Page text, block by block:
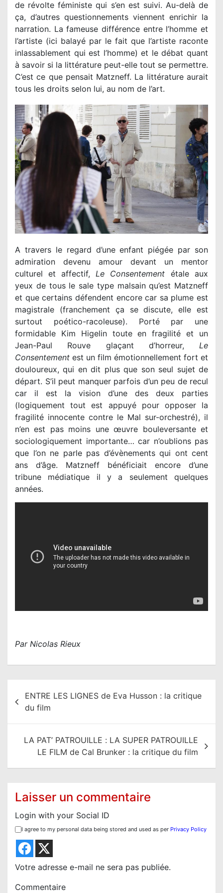
de révolte féministe qui s’en est suivi. Au-delà de
ça, d’autres questionnements viennent enrichir la
narration. La fameuse différence entre l’homme et
l’artiste (ici balayé par le fait que l’artiste raconte
inlassablement qui est l’homme) et le débat quant
à savoir si la littérature peut-elle tout se permettre.
C’est ce que pensait Matzneff. La littérature aurait
tous les droits selon lui, au nom de l’art.
A travers le regard d’une enfant piégée par son
admiration devenu amour devant un mentor
culturel et affectif, Le Consentement étale aux
yeux de tous le sale type malsain qu’est Matzneff
et que certains défendent encore car sa plume est
magistrale (franchement ça se discute, elle est
surtout poético-racoleuse). Porté par une
formidable Kim Higelin toute en fragilité et un
Jean-Paul Rouve glaçant d’horreur, Le
Consentement est un film émotionnellement fort et
douloureux, qui en dit plus que son seul sujet de
départ. S’il peut manquer parfois d’un peu de recul
car il est la vision d’une des deux parties
(logiquement tout est appuyé pour opposer la
fragilité innocente contre le Mal sur-orchestré), il
n’en est pas moins une œuvre bouleversante et
sociologiquement importante… car n’oublions pas
que l’on ne parle pas d’évènements qui ont cent
ans d’âge. Matzneff bénéficiait encore d’une
tribune médiatique il y a seulement quelques
années.
Par Nicolas Rieux
d
ENTRE LES LIGNES de Eva Husson : la critique
du film
LA PAT’ PATROUILLE : LA SUPER PATROUILLE
LE FILM de Cal Brunker : la critique du film
Laisser un commentaire
Login with your Social ID
I agree to my personal data being stored and used as per Privacy Policy
Votre adresse e-mail ne sera pas publiée.
Commentaire